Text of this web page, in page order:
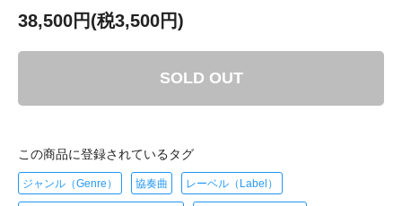
38,500円(税3,500円)
SOLD OUT
この商品に登録されているタグ
ジャンル（Genre） 協奏曲 レーベル（Label）